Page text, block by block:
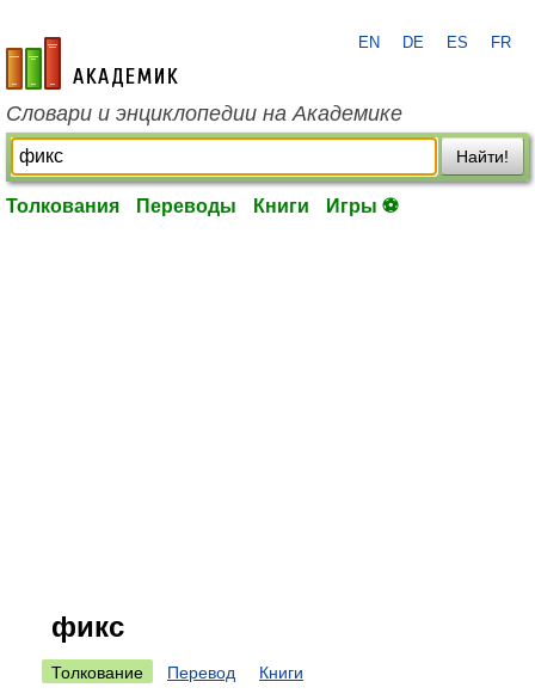
academic.ru
EN DE ES FR
Словари и энциклопедии на Академике
Найти!
Толкования Переводы Книги Игры ⚽
фикс
Толкование Перевод Книги